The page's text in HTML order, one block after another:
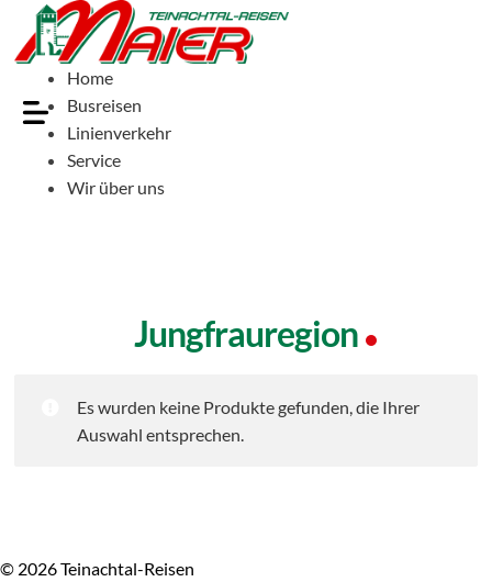
Home
Busreisen
Linienverkehr
Service
Wir über uns
Jungfrauregion
Es wurden keine Produkte gefunden, die Ihrer
Auswahl entsprechen.
© 2026 Teinachtal-Reisen